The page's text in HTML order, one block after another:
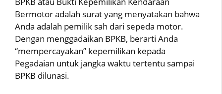
Bermotor adalah surat yang menyatakan bahwa
Anda adalah pemilik sah dari sepeda motor.
Dengan menggadaikan BPKB, berarti Anda
“mempercayakan” kepemilikan kepada
Pegadaian untuk jangka waktu tertentu sampai
BPKB dilunasi.